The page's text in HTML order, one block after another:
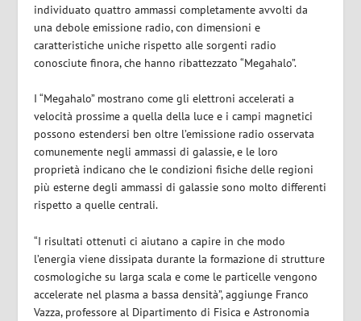
individuato quattro ammassi completamente avvolti da
una debole emissione radio, con dimensioni e
caratteristiche uniche rispetto alle sorgenti radio
conosciute finora, che hanno ribattezzato “Megahalo”.
I “Megahalo” mostrano come gli elettroni accelerati a
velocità prossime a quella della luce e i campi magnetici
possono estendersi ben oltre l’emissione radio osservata
comunemente negli ammassi di galassie, e le loro
proprietà indicano che le condizioni fisiche delle regioni
più esterne degli ammassi di galassie sono molto differenti
rispetto a quelle centrali.
“I risultati ottenuti ci aiutano a capire in che modo
l’energia viene dissipata durante la formazione di strutture
cosmologiche su larga scala e come le particelle vengono
accelerate nel plasma a bassa densità”, aggiunge Franco
Vazza, professore al Dipartimento di Fisica e Astronomia